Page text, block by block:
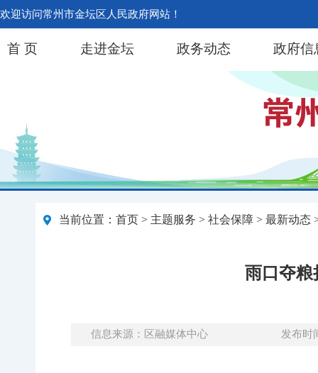
欢迎访问常州市金坛区人民政府网站！
首 页 走进金坛 政务动态 政府信
当前位置： 首页 > 主题服务 > 社会保障 > 最新动态
雨口夺粮
信息来源：区融媒体中心 发布时